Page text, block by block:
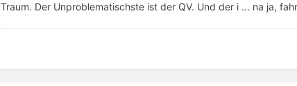
Traum. Der Unproblematischste ist der QV. Und der i ... na ja,